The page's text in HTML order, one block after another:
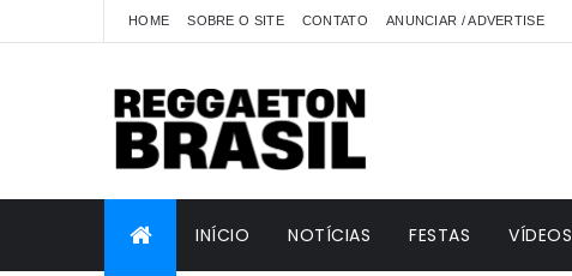
HOME SOBRE O SITE CONTATO ANUNCIAR / ADVERTISE
INÍCIO NOTÍCIAS FESTAS VÍDEOS